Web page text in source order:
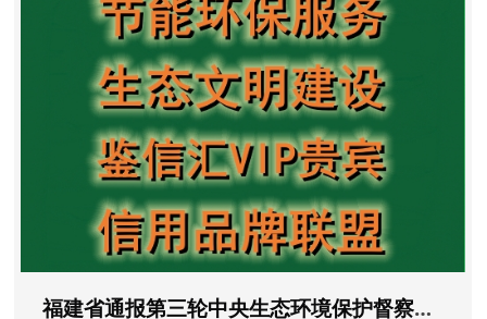
福建省通报第三轮中央生态环境保护督察移交问题追责问责情况